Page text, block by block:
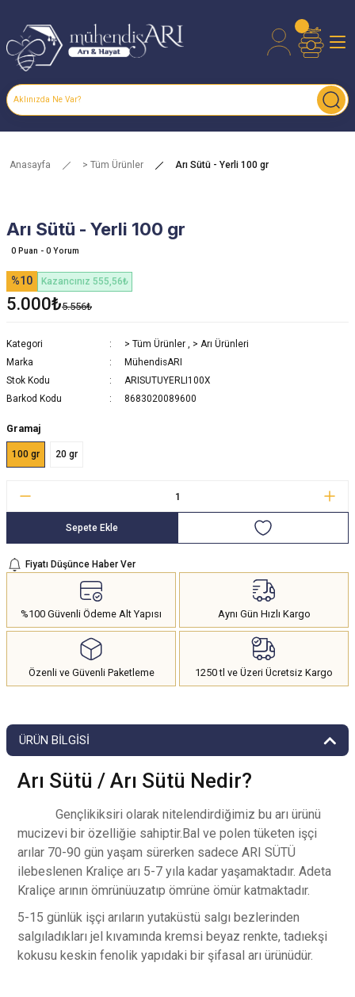
Anasayfa > Tüm Ürünler Arı Sütü - Yerli 100 gr
Arı Sütü - Yerli 100 gr
0 Puan - 0 Yorum
%10 Kazancınız 555,56₺
5.000₺5.556₺
Kategori > Tüm Ürünler , > Arı Ürünleri
Marka
MühendisARI
Stok Kodu
ARISUTUYERLI100X
Barkod Kodu
8683020089600
Gramaj
100 gr 20 gr
Sepete Ekle
Fiyatı Düşünce Haber Ver
%100 Güvenli Ödeme Alt Yapısı Aynı Gün Hızlı Kargo
Özenli ve Güvenli Paketleme 1250 tl ve Üzeri Ücretsiz Kargo
ÜRÜN BILGISI
Arı Sütü / Arı Sütü Nedir?
Gençlikiksiri olarak nitelendirdiğimiz bu arı ürünü
mucizevi bir özelliğie sahiptir.Bal ve polen tüketen işçi
arılar 70-90 gün yaşam sürerken sadece ARI SÜTÜ
ilebeslenen Kraliçe arı 5-7 yıla kadar yaşamaktadır. Adeta
Kraliçe arının ömrünüuzatıp ömrüne ömür katmaktadır.
5-15 günlük işçi arıların yutaküstü salgı bezlerinden
salgıladıkları jel kıvamında kremsi beyaz renkte, tadıekşi
kokusu keskin fenolik yapıdaki bir şifasal arı ürünüdür.